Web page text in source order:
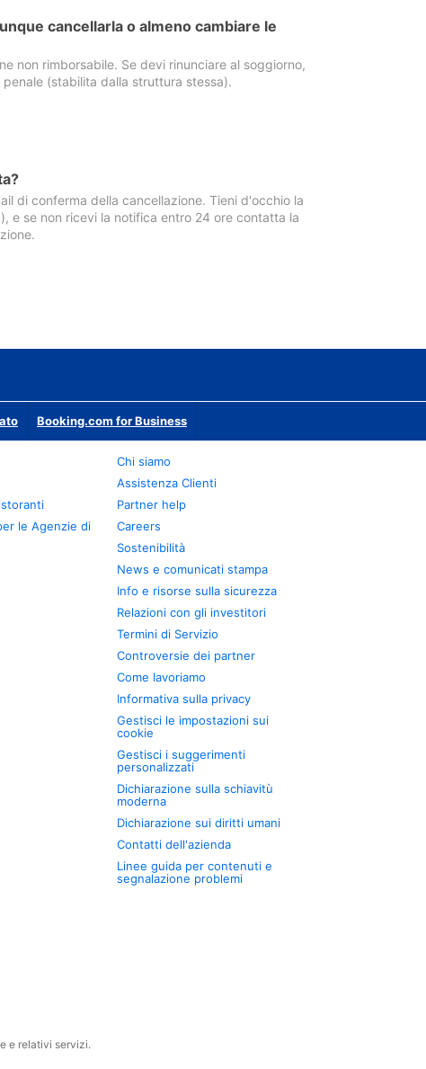
cancellarla o almeno cambiare le
non rimborsabile. Se devi rinunciare al soggiorno,
(stabilita dalla struttura stessa).
di conferma della cancellazione. Tieni d'occhio la
e se non ricevi la notifica entro 24 ore contatta la
Booking.com for Business
le Agenzie di
Chi siamo
Assistenza Clienti
Partner help
Careers
Sostenibilità
News e comunicati stampa
Info e risorse sulla sicurezza
Relazioni con gli investitori
Termini di Servizio
Controversie dei partner
Come lavoriamo
Informativa sulla privacy
Gestisci le impostazioni sui
cookie
Gestisci i suggerimenti
personalizzati
Dichiarazione sulla schiavitù
moderna
Dichiarazione sui diritti umani
Contatti dell'azienda
Linee guida per contenuti e
segnalazione problemi
e relativi servizi.